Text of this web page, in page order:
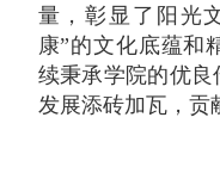
量，彰显了阳光
康”的文化底蕴和
续秉承学院的优
发展添砖加瓦，贡